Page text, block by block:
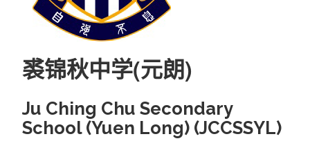
裘锦秋中学(元朗)
Ju Ching Chu Secondary
School (Yuen Long) (JCCSSYL)